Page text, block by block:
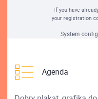
If you have
your registration
System
Agenda